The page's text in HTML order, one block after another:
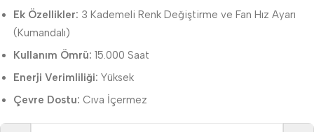
Ek Özellikler: 3 Kademeli Renk Değiştirme ve Fan Hız Ayarı
(Kumandalı)
Kullanım Ömrü: 15.000 Saat
Enerji Verimliliği: Yüksek
Çevre Dostu: Cıva İçermez